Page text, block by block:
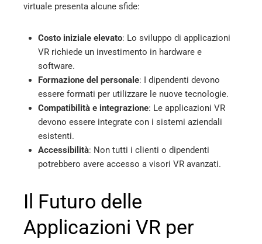
virtuale presenta alcune sfide:
Costo iniziale elevato: Lo sviluppo di applicazioni
VR richiede un investimento in hardware e
software.
Formazione del personale: I dipendenti devono
essere formati per utilizzare le nuove tecnologie.
Compatibilità e integrazione: Le applicazioni VR
devono essere integrate con i sistemi aziendali
esistenti.
Accessibilità: Non tutti i clienti o dipendenti
potrebbero avere accesso a visori VR avanzati.
Il Futuro delle
Applicazioni VR per